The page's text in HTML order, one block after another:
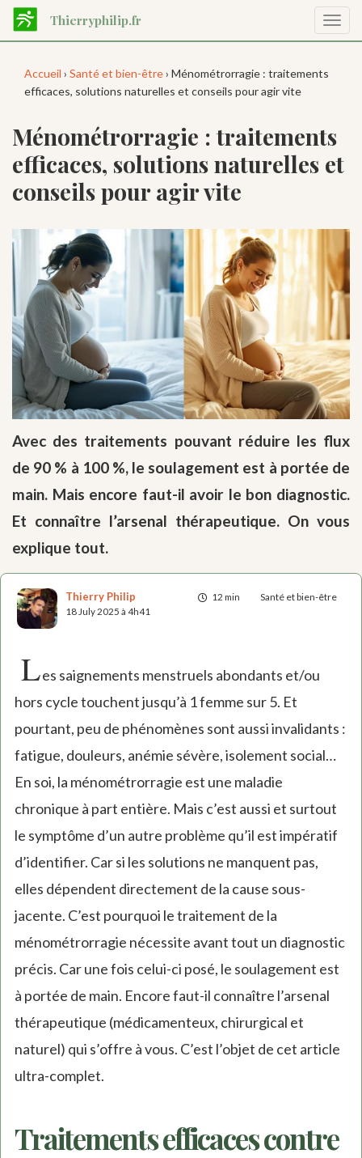
Aller
contenu
Thierryphilip.fr
la
Accueil › Santé et bien-être› Ménométrorragie : traitements
efficaces, solutions naturelles et conseils pour agir vite
Ménométrorragie : traitements
efficaces, solutions naturelles et
conseils pour agir vite
Avec des traitements pouvant réduire les flux
de 90 % à 100 %, le soulagement est à portée de
main. Mais encore faut-il avoir le bon diagnostic.
Et connaître l’arsenal thérapeutique. On vous
explique tout.
12 min Santé et bien-être
Thierry Philip
18 July 2025 à 4h41
Les saignements menstruels abondants et/ou
hors cycle touchent jusqu’à 1 femme sur 5. Et
pourtant, peu de phénomènes sont aussi invalidants :
fatigue, douleurs, anémie sévère, isolement social…
En soi, la ménométrorragie est une maladie
chronique à part entière. Mais c’est aussi et surtout
le symptôme d’un autre problème qu’il est impératif
d’identifier. Car si les solutions ne manquent pas,
elles dépendent directement de la cause sous-
jacente. C’est pourquoi le traitement de la
ménométrorragie nécessite avant tout un diagnostic
précis. Car une fois celui-ci posé, le soulagement est
à portée de main. Encore faut-il connaître l’arsenal
thérapeutique (médicamenteux, chirurgical et
naturel) qui s’offre à vous. C’est l’objet de cet article
ultra-complet.
Traitements efficaces contre